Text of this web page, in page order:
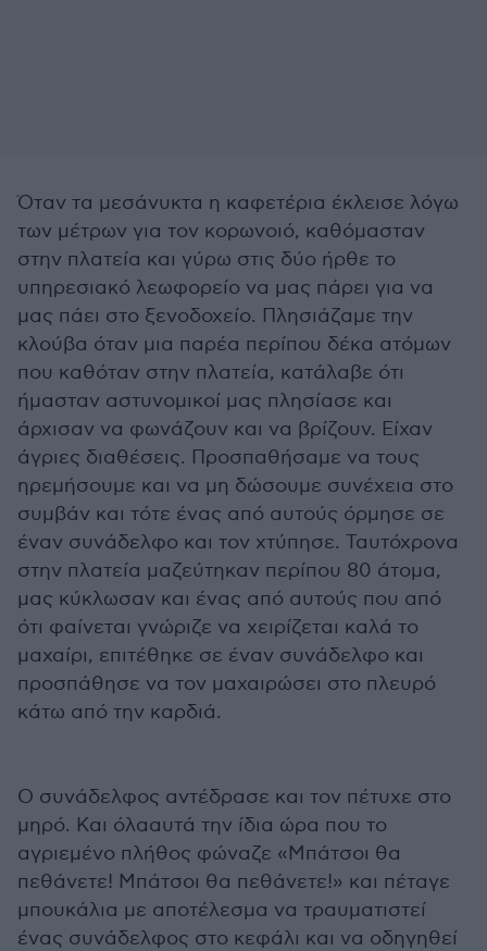
Όταν τα μεσάνυκτα η καφετέρια έκλεισε λόγω
των μέτρων για τον κορωνοιό, καθόμασταν
στην πλατεία και γύρω στις δύο ήρθε το
υπηρεσιακό λεωφορείο να μας πάρει για να
μας πάει στο ξενοδοχείο. Πλησιάζαμε την
κλούβα όταν μια παρέα περίπου δέκα ατόμων
που καθόταν στην πλατεία, κατάλαβε ότι
ήμασταν αστυνομικοί μας πλησίασε και
άρχισαν να φωνάζουν και να βρίζουν. Είχαν
άγριες διαθέσεις. Προσπαθήσαμε να τους
ηρεμήσουμε και να μη δώσουμε συνέχεια στο
συμβάν και τότε ένας από αυτούς όρμησε σε
έναν συνάδελφο και τον χτύπησε. Ταυτόχρονα
στην πλατεία μαζεύτηκαν περίπου 80 άτομα,
μας κύκλωσαν και ένας από αυτούς που από
ότι φαίνεται γνώριζε να χειρίζεται καλά το
μαχαίρι, επιτέθηκε σε έναν συνάδελφο και
προσπάθησε να τον μαχαιρώσει στο πλευρό
κάτω από την καρδιά.
Ο συνάδελφος αντέδρασε και τον πέτυχε στο
μηρό. Και όλααυτά την ίδια ώρα που το
αγριεμένο πλήθος φώναζε «Μπάτσοι θα
πεθάνετε! Μπάτσοι θα πεθάνετε!» και πέταγε
μπουκάλια με αποτέλεσμα να τραυματιστεί
ένας συνάδελφος στο κεφάλι και να οδηγηθεί